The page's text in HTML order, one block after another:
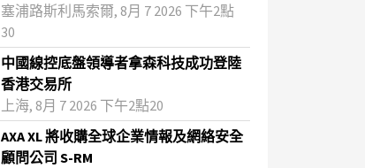
塞浦路斯利馬索爾, 8月 7 2026 下午2點
30
中國線控底盤領導者拿森科技成功登陸
香港交易所
上海, 8月 7 2026 下午2點20
AXA XL 將收購全球企業情報及網絡安全
顧問公司 S-RM